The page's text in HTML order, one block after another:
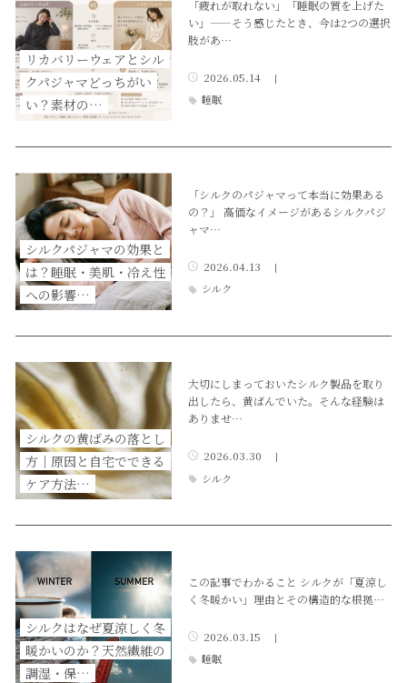
リカバリーウェアとシル
クパジャマどっちがい
い？素材の…
「疲れが取れない」「睡眠の質を上げた
い」——そう感じたとき、今は2つの選択
肢があ…
2026.05.14 |
睡眠
シルクパジャマの効果と
は？睡眠・美肌・冷え性
への影響…
「シルクのパジャマって本当に効果ある
の？」 高価なイメージがあるシルクパジ
ャマ…
2026.04.13 |
シルク
シルクの黄ばみの落とし
方｜原因と自宅でできる
ケア方法…
大切にしまっておいたシルク製品を取り
出したら、黄ばんでいた。そんな経験は
ありませ…
2026.03.30 |
シルク
シルクはなぜ夏涼しく冬
暖かいのか？天然繊維の
調湿・保…
この記事でわかること シルクが「夏涼し
く冬暖かい」理由とその構造的な根拠…
2026.03.15 |
睡眠